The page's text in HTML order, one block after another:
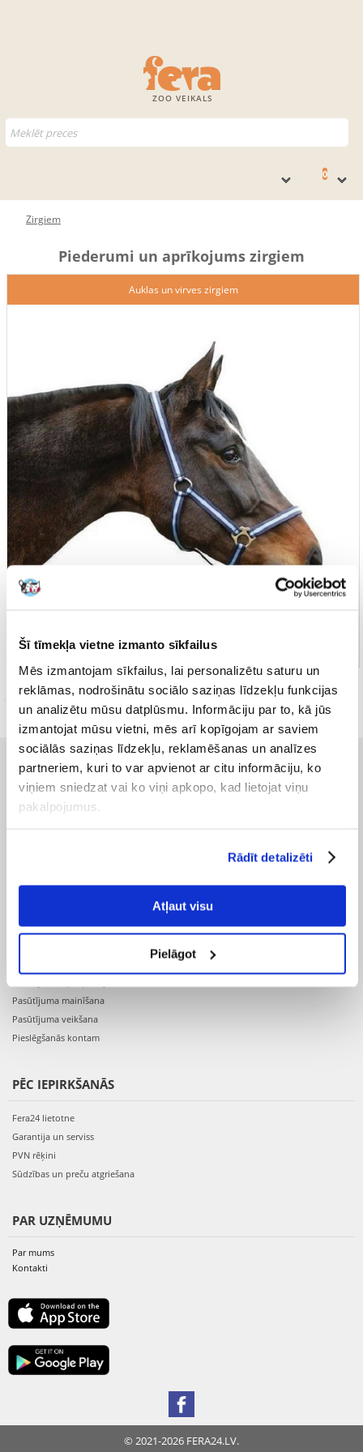
Šī tīmekļa vietne izmanto sīkfailus
Mēs izmantojam sīkfailus, lai personalizētu saturu un
reklāmas, nodrošinātu sociālo saziņas līdzekļu funkcijas
un analizētu mūsu datplūsmu. Informāciju par to, kā jūs
izmantojat mūsu vietni, mēs arī kopīgojam ar saviem
sociālās saziņas līdzekļu, reklamēšanas un analīzes
partneriem, kuri to var apvienot ar citu informāciju, ko
viņiem sniedzat vai ko viņi apkopo, kad lietojat viņu
pakalpojumus.
Rādīt detalizēti
Atļaut visu
Pielāgot
ZOO VEIKALS
0
Zirgiem
Piederumi un aprīkojums zirgiem
Auklas un virves zirgiem
PIRMS IEPIRKŠANĀS
Preču piegāde
Preču pirkšanas un pārdošanas noteikumi
Pasūtījuma mainīšana
Pasūtījuma veikšana
Pieslēgšanās kontam
PĒC IEPIRKŠANĀS
Fera24 lietotne
Garantija un serviss
PVN rēķini
Sūdzības un preču atgriešana
PAR UZŅĒMUMU
Par mums
Kontakti
© 2021-2026 FERA24.LV.